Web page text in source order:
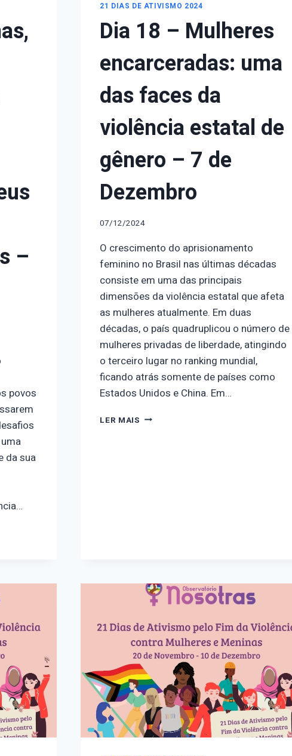
–
povos
da sua
21 DIAS DE ATIVISMO 2024
Dia 18 – Mulheres
encarceradas: uma
das faces da
violência estatal de
gênero – 7 de
Dezembro
07/12/2024
O crescimento do aprisionamento
feminino no Brasil nas últimas décadas
consiste em uma das principais
dimensões da violência estatal que afeta
as mulheres atualmente. Em duas
décadas, o país quadruplicou o número de
mulheres privadas de liberdade, atingindo
o terceiro lugar no ranking mundial,
ficando atrás somente de países como
Estados Unidos e China. Em…
LER MAIS DIA
DE